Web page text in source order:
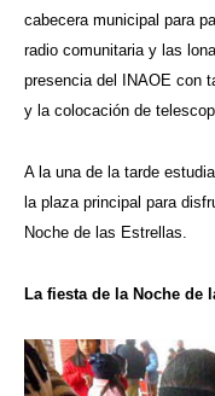
cabecera municipal para
radio comunitaria y las
presencia del INAOE con
y la colocación de
A la una de la tarde
la plaza principal para
Noche de las Estrellas.
La fiesta de la Noche de